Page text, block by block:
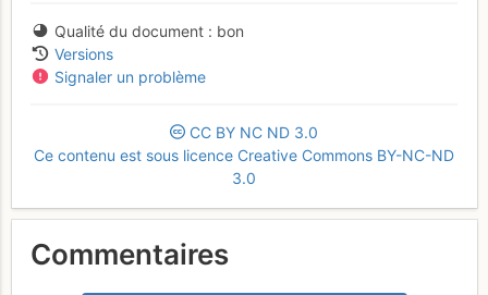
Qualité du document
bon
Versions
Signaler un problème
CC BY NC ND 3.0
Ce contenu est sous licence Creative Commons BY-NC-ND
3.0
Commentaires